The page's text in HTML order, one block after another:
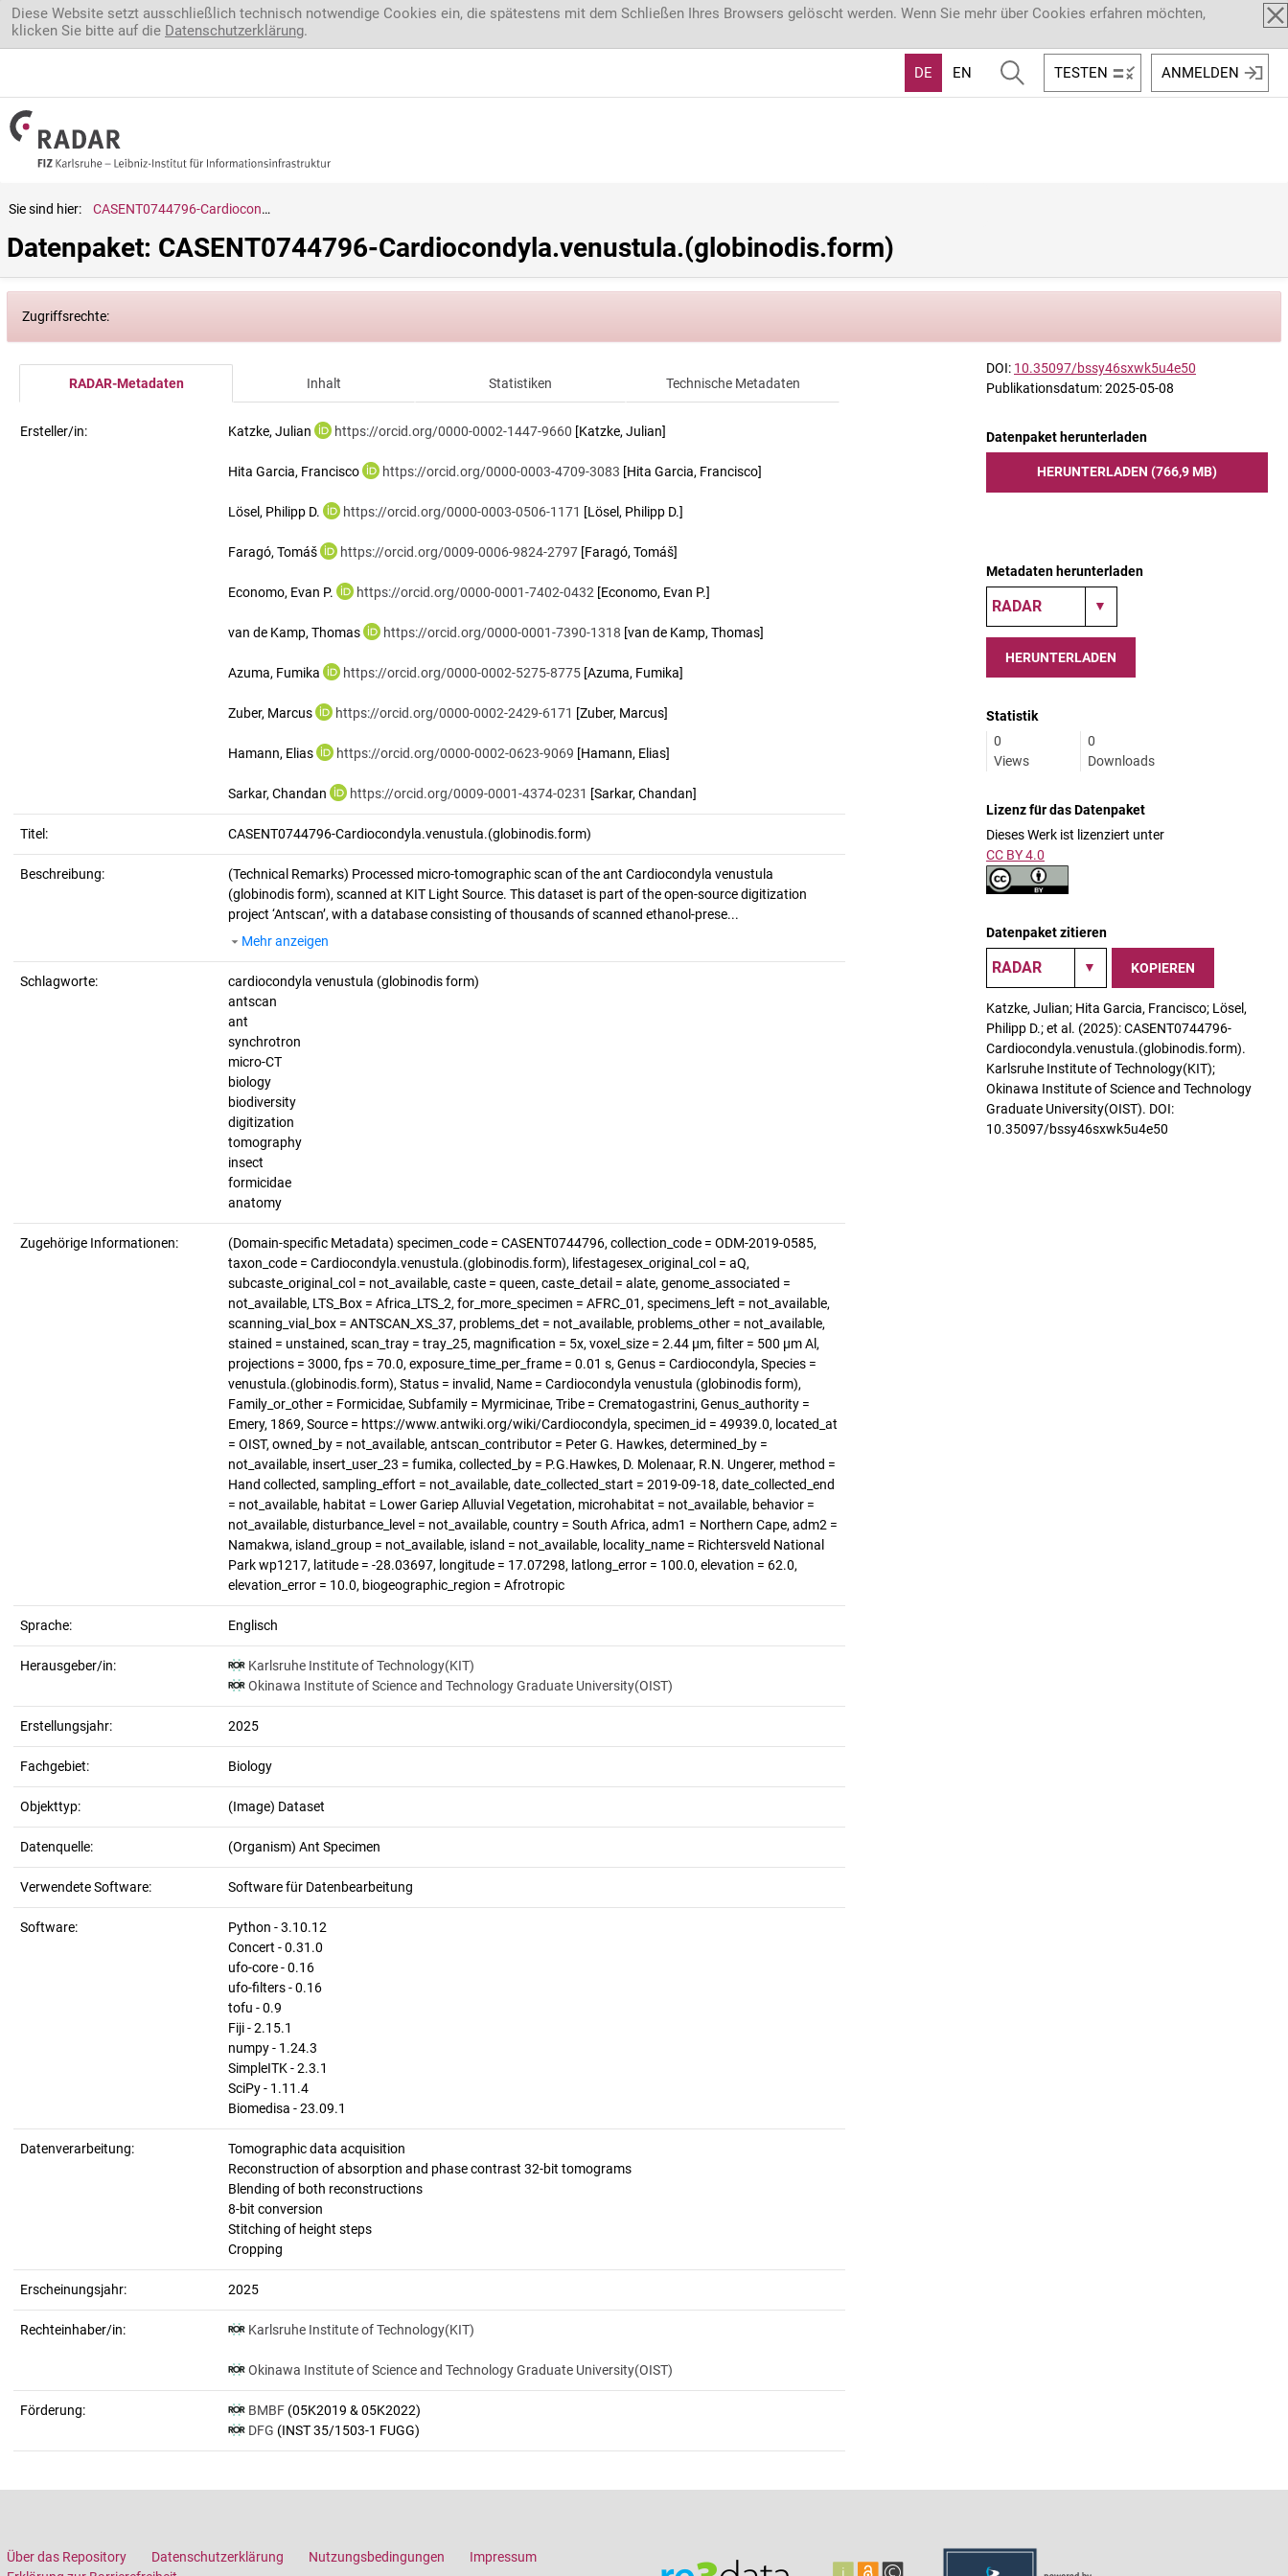
Direkt zum Inhalt
Diese Website setzt ausschließlich technisch notwendige Cookies ein, die spätestens mit dem Schließen Ihres Browsers gelöscht werden. Wenn Sie mehr über Cookies erfahren möchten,
klicken Sie bitte auf die Datenschutzerklärung.
DE EN TESTEN ANMELDEN
Sie sind hier: CASENT0744796-Cardiocondyla.venustula.(globinodis.form)
Datenpaket: CASENT0744796-Cardiocondyla.venustula.(globinodis.form)
Zugriffsrechte:
RADAR-Metadaten Inhalt Statistiken Technische Metadaten
Ersteller/in: Katzke, Julian https://orcid.org/0000-0002-1447-9660 [Katzke, Julian]
Hita Garcia, Francisco https://orcid.org/0000-0003-4709-3083 [Hita Garcia, Francisco]
Lösel, Philipp D. https://orcid.org/0000-0003-0506-1171 [Lösel, Philipp D.]
Faragó, Tomáš https://orcid.org/0009-0006-9824-2797 [Faragó, Tomáš]
Economo, Evan P. https://orcid.org/0000-0001-7402-0432 [Economo, Evan P.]
van de Kamp, Thomas https://orcid.org/0000-0001-7390-1318 [van de Kamp, Thomas]
Azuma, Fumika https://orcid.org/0000-0002-5275-8775 [Azuma, Fumika]
Zuber, Marcus https://orcid.org/0000-0002-2429-6171 [Zuber, Marcus]
Hamann, Elias https://orcid.org/0000-0002-0623-9069 [Hamann, Elias]
Sarkar, Chandan https://orcid.org/0009-0001-4374-0231 [Sarkar, Chandan]
Titel: CASENT0744796-Cardiocondyla.venustula.(globinodis.form)
Beschreibung: (Technical Remarks) Processed micro-tomographic scan of the ant Cardiocondyla venustula
(globinodis form), scanned at KIT Light Source. This dataset is part of the open-source digitization
project ‘Antscan’, with a database consisting of thousands of scanned ethanol-prese...
Mehr anzeigen
Schlagworte:
cardiocondyla venustula (globinodis form)
antscan
ant
synchrotron
micro-CT
biology
biodiversity
digitization
tomography
insect
formicidae
anatomy
Zugehörige Informationen:
(Domain-specific Metadata) specimen_code = CASENT0744796, collection_code = ODM-2019-0585,
taxon_code = Cardiocondyla.venustula.(globinodis.form), lifestagesex_original_col = aQ,
subcaste_original_col = not_available, caste = queen, caste_detail = alate, genome_associated =
not_available, LTS_Box = Africa_LTS_2, for_more_specimen = AFRC_01, specimens_left = not_available,
scanning_vial_box = ANTSCAN_XS_37, problems_det = not_available, problems_other = not_available,
stained = unstained, scan_tray = tray_25, magnification = 5x, voxel_size = 2.44 µm, filter = 500 µm Al,
projections = 3000, fps = 70.0, exposure_time_per_frame = 0.01 s, Genus = Cardiocondyla, Species =
venustula.(globinodis.form), Status = invalid, Name = Cardiocondyla venustula (globinodis form),
Family_or_other = Formicidae, Subfamily = Myrmicinae, Tribe = Crematogastrini, Genus_authority =
Emery, 1869, Source = https://www.antwiki.org/wiki/Cardiocondyla, specimen_id = 49939.0, located_at
= OIST, owned_by = not_available, antscan_contributor = Peter G. Hawkes, determined_by =
not_available, insert_user_23 = fumika, collected_by = P.G.Hawkes, D. Molenaar, R.N. Ungerer, method =
Hand collected, sampling_effort = not_available, date_collected_start = 2019-09-18, date_collected_end
= not_available, habitat = Lower Gariep Alluvial Vegetation, microhabitat = not_available, behavior =
not_available, disturbance_level = not_available, country = South Africa, adm1 = Northern Cape, adm2 =
Namakwa, island_group = not_available, island = not_available, locality_name = Richtersveld National
Park wp1217, latitude = -28.03697, longitude = 17.07298, latlong_error = 100.0, elevation = 62.0,
elevation_error = 10.0, biogeographic_region = Afrotropic
Sprache: Englisch
Herausgeber/in:
Karlsruhe Institute of Technology(KIT)
Okinawa Institute of Science and Technology Graduate University(OIST)
Erstellungsjahr: 2025
Fachgebiet: Biology
Objekttyp: (Image) Dataset
Datenquelle: (Organism) Ant Specimen
Verwendete Software: Software für Datenbearbeitung
Software:
Python - 3.10.12
Concert - 0.31.0
ufo-core - 0.16
ufo-filters - 0.16
tofu - 0.9
Fiji - 2.15.1
numpy - 1.24.3
SimpleITK - 2.3.1
SciPy - 1.11.4
Biomedisa - 23.09.1
Datenverarbeitung:
Tomographic data acquisition
Reconstruction of absorption and phase contrast 32-bit tomograms
Blending of both reconstructions
8-bit conversion
Stitching of height steps
Cropping
Erscheinungsjahr: 2025
Rechteinhaber/in: Karlsruhe Institute of Technology(KIT)
Okinawa Institute of Science and Technology Graduate University(OIST)
Förderung: BMBF (05K2019 & 05K2022)
DFG (INST 35/1503-1 FUGG)
DOI: 10.35097/bssy46sxwk5u4e50
Publikationsdatum: 2025-05-08
Datenpaket herunterladen
HERUNTERLADEN (766,9 MB)
Metadaten herunterladen
HERUNTERLADEN
Statistik
0
Views
0
Downloads
Lizenz für das Datenpaket
Dieses Werk ist lizenziert unter
CC BY 4.0
Datenpaket zitieren
KOPIEREN
Katzke, Julian; Hita Garcia, Francisco; Lösel,
Philipp D.; et al. (2025): CASENT0744796-
Cardiocondyla.venustula.(globinodis.form).
Karlsruhe Institute of Technology(KIT);
Okinawa Institute of Science and Technology
Graduate University(OIST). DOI:
10.35097/bssy46sxwk5u4e50
Über das Repository Datenschutzerklärung Nutzungsbedingungen
Impressum